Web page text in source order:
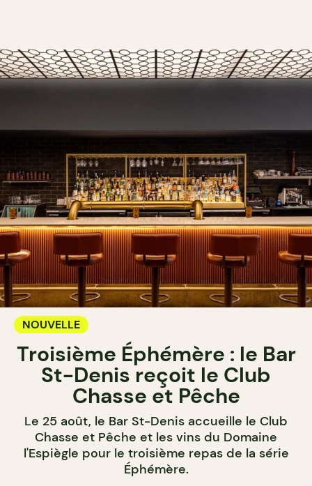
NOUVELLE
Troisième Éphémère : le Bar
St-Denis reçoit le Club
Chasse et Pêche
Le 25 août, le Bar St-Denis accueille le Club
Chasse et Pêche et les vins du Domaine
l'Espiègle pour le troisième repas de la série
Éphémère.